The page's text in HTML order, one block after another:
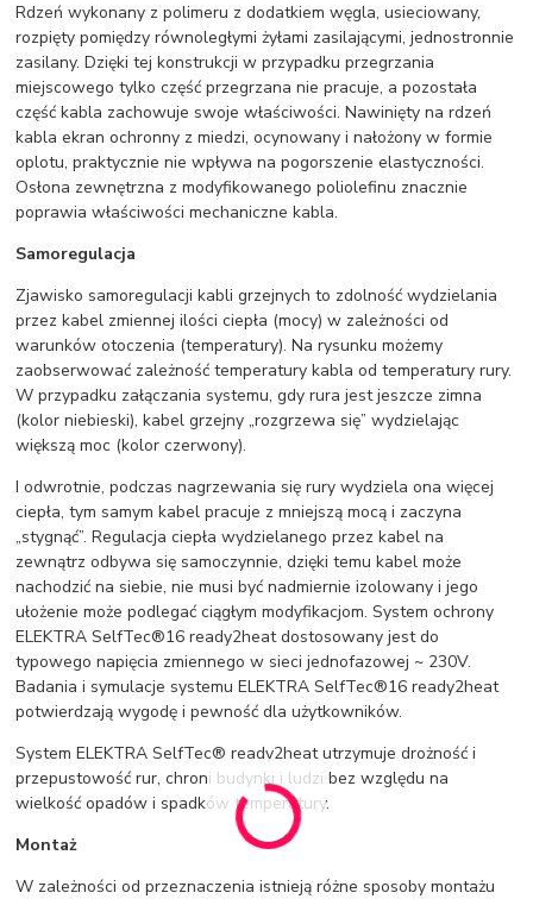
Rdzeń wykonany z polimeru z dodatkiem węgla, usieciowany,
rozpięty pomiędzy równoległymi żyłami zasilającymi, jednostronnie
zasilany. Dzięki tej konstrukcji w przypadku przegrzania
miejscowego tylko część przegrzana nie pracuje, a pozostała
część kabla zachowuje swoje właściwości. Nawinięty na rdzeń
kabla ekran ochronny z miedzi, ocynowany i nałożony w formie
oplotu, praktycznie nie wpływa na pogorszenie elastyczności.
Osłona zewnętrzna z modyfikowanego poliolefinu znacznie
poprawia właściwości mechaniczne kabla.
Samoregulacja
Zjawisko samoregulacji kabli grzejnych to zdolność wydzielania
przez kabel zmiennej ilości ciepła (mocy) w zależności od
warunków otoczenia (temperatury). Na rysunku możemy
zaobserwować zależność temperatury kabla od temperatury rury.
W przypadku załączania systemu, gdy rura jest jeszcze zimna
(kolor niebieski), kabel grzejny „rozgrzewa się” wydzielając
większą moc (kolor czerwony).
I odwrotnie, podczas nagrzewania się rury wydziela ona więcej
ciepła, tym samym kabel pracuje z mniejszą mocą i zaczyna
„stygnąć”. Regulacja ciepła wydzielanego przez kabel na
zewnątrz odbywa się samoczynnie, dzięki temu kabel może
nachodzić na siebie, nie musi być nadmiernie izolowany i jego
ułożenie może podlegać ciągłym modyfikacjom. System ochrony
ELEKTRA SelfTec®16 ready2heat dostosowany jest do
typowego napięcia zmiennego w sieci jednofazowej ~ 230V.
Badania i symulacje systemu ELEKTRA SelfTec®16 ready2heat
potwierdzają wygodę i pewność dla użytkowników.
System ELEKTRA SelfTec® ready2heat utrzymuje drożność i
przepustowość rur, chroni budynki i ludzi bez względu na
wielkość opadów i spadków temperatury.
Montaż
W zależności od przeznaczenia istnieją różne sposoby montażu